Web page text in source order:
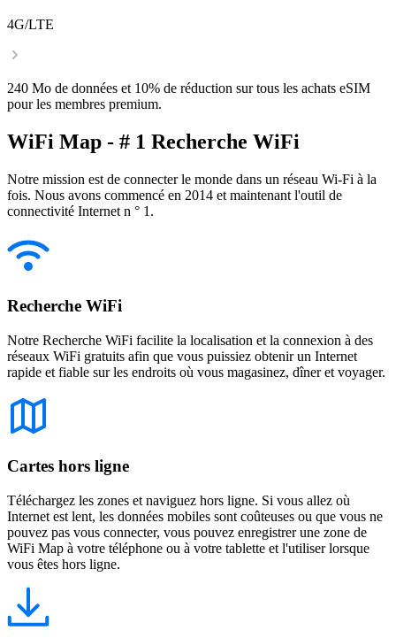
4G/LTE
240 Mo de données et 10% de réduction sur tous les achats eSIM
pour les membres premium.
WiFi Map - # 1 Recherche WiFi
Notre mission est de connecter le monde dans un réseau Wi-Fi à la
fois. Nous avons commencé en 2014 et maintenant l'outil de
connectivité Internet n ° 1.
Recherche WiFi
Notre Recherche WiFi facilite la localisation et la connexion à des
réseaux WiFi gratuits afin que vous puissiez obtenir un Internet
rapide et fiable sur les endroits où vous magasinez, dîner et voyager.
Cartes hors ligne
Téléchargez les zones et naviguez hors ligne. Si vous allez où
Internet est lent, les données mobiles sont coûteuses ou que vous ne
pouvez pas vous connecter, vous pouvez enregistrer une zone de
WiFi Map à votre téléphone ou à votre tablette et l'utiliser lorsque
vous êtes hors ligne.